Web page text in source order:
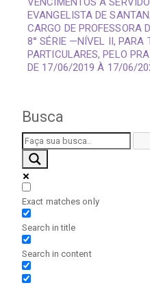
EVANGELISTA DE
CARGO DE PROFESSORA
8° SÉRIE —NÍVEL II, PARA
PARTICULARES, PELO
DE 17/06/2019 À 17/06/
Busca
Exact matches only
Search in title
Search in content